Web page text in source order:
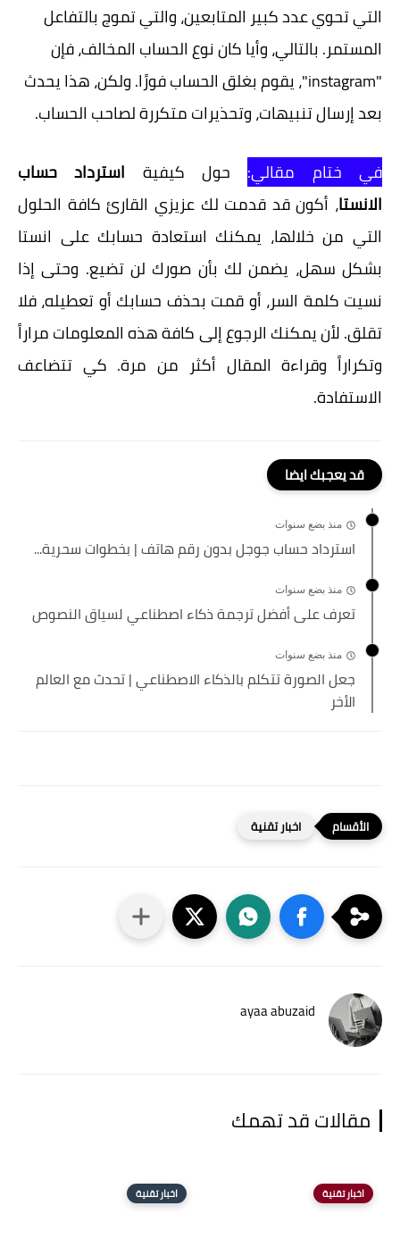
التي تحوي عدد كبير المتابعين، والتي تموج بالتفاعل
المستمر. بالتالي، وأيا كان نوع الحساب المخالف، فإن
"instagram"، يقوم بغلق الحساب فورًا. ولكن، هذا يحدث
بعد إرسال تنبيهات، وتحذيرات متكررة لصاحب الحساب.
في ختام مقالي: حول كيفية استرداد حساب
الانستا، أكون قد قدمت لك عزيزي القارئ كافة الحلول
التي من خلالها، يمكنك استعادة حسابك على انستا
بشكل سهل، يضمن لك بأن صورك لن تضيع. وحتى إذا
نسيت كلمة السر، أو قمت بحذف حسابك أو تعطيله، فلا
تقلق. لأن يمكنك الرجوع إلى كافة هذه المعلومات مراراً
وتكراراً وقراءة المقال أكثر من مرة. كي تتضاعف
الاستفادة.
قد يعجبك ايضا
منذ بضع سنوات
استرداد حساب جوجل بدون رقم هاتف | بخطوات سحرية...
منذ بضع سنوات
تعرف على أفضل ترجمة ذكاء اصطناعي لسياق النصوص
منذ بضع سنوات
جعل الصورة تتكلم بالذكاء الاصطناعي | تحدث مع العالم
الأخر
اخبار تقنية
ayaa abuzaid
مقالات قد تهمك
اخبار تقنية اخبار تقنية